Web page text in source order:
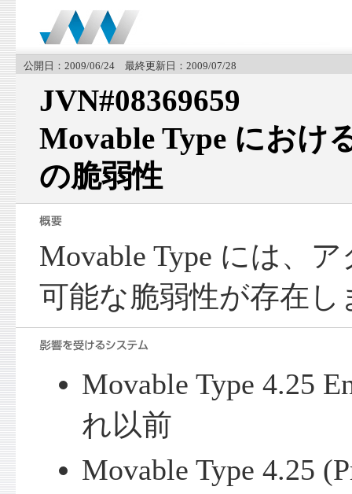
公開日：2009/06/24 最終更新日：2009/07/28
JVN#08369659
Movable Type におけ
の脆弱性
Movable Type には、
可能な脆弱性が存在し
Movable Type 4.25
れ以前
Movable Type 4.25